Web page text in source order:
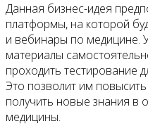
Данная бизнес-идея
платформы, на которой
и вебинары по медицине.
материалы
проходить тестирование
Это позволит им
получить новые знания в
медицины.